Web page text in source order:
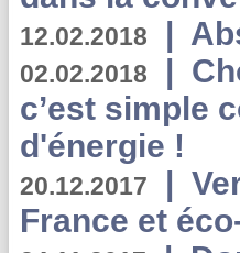
12.02.2018 |
02.02.2018 |
c’est simple
d'énergie !
20.12.2017 |
France et